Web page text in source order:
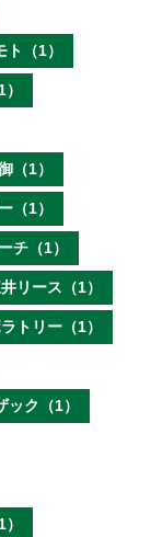
ト（1）
（1）
（1）
チ（1）
リース（1）
トリー（1）
ック（1）